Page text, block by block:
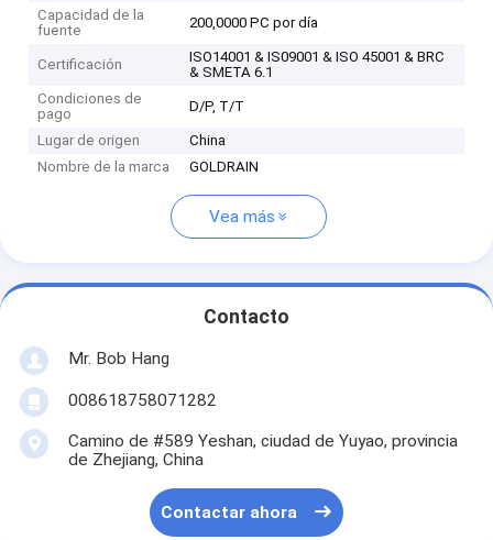
Capacidad de la
fuente
200,0000 PC por día
Certificación
ISO14001 & IS09001 & ISO 45001 & BRC
& SMETA 6.1
Condiciones de
pago
D/P, T/T
Lugar de origen
China
Nombre de la marca
GOLDRAIN
Vea más
Contacto
Mr. Bob Hang
008618758071282
Camino de #589 Yeshan, ciudad de Yuyao, provincia
de Zhejiang, China
Contactar ahora